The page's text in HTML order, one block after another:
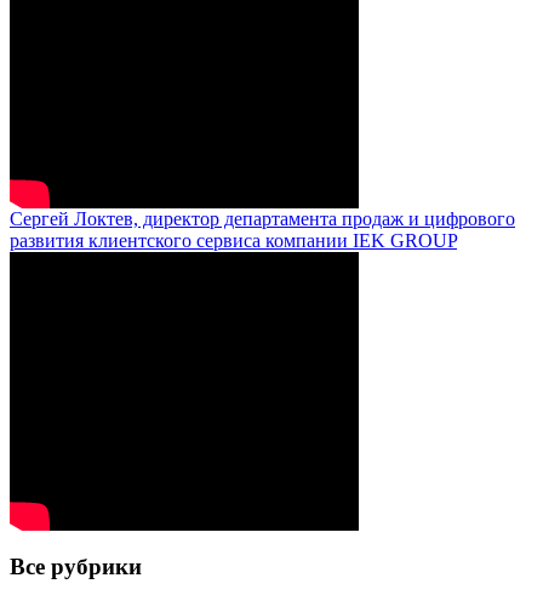
Сергей Локтев, директор департамента продаж и цифрового
развития клиентского сервиса компании IEK GROUP
Все рубрики